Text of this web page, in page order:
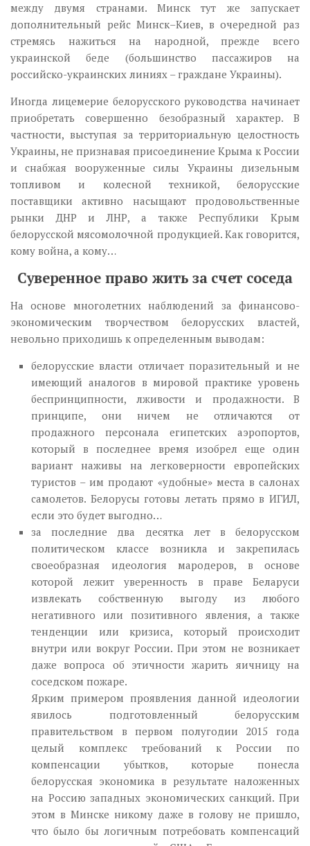
между двумя странами. Минск тут же запускает
дополнительный рейс Минск–Киев, в очередной раз
стремясь нажиться на народной, прежде всего
украинской беде (большинство пассажиров на
российско-украинских линиях – граждане Украины).
Иногда лицемерие белорусского руководства начинает
приобретать совершенно безобразный характер. В
частности, выступая за территориальную целостность
Украины, не признавая присоединение Крыма к России
и снабжая вооруженные силы Украины дизельным
топливом и колесной техникой, белорусские
поставщики активно насыщают продовольственные
рынки ДНР и ЛНР, а также Республики Крым
белорусской мясомолочной продукцией. Как говорится,
кому война, а кому…
Суверенное право жить за счет соседа
На основе многолетних наблюдений за финансово-
экономическим творчеством белорусских властей,
невольно приходишь к определенным выводам:
белорусские власти отличает поразительный и не
имеющий аналогов в мировой практике уровень
беспринципности, лживости и продажности. В
принципе, они ничем не отличаются от
продажного персонала египетских аэропортов,
который в последнее время изобрел еще один
вариант наживы на легковерности европейских
туристов – им продают «удобные» места в салонах
самолетов. Белорусы готовы летать прямо в ИГИЛ,
если это будет выгодно…
за последние два десятка лет в белорусском
политическом классе возникла и закрепилась
своеобразная идеология мародеров, в основе
которой лежит уверенность в праве Беларуси
извлекать собственную выгоду из любого
негативного или позитивного явления, а также
тенденции или кризиса, который происходит
внутри или вокруг России. При этом не возникает
даже вопроса об этичности жарить яичницу на
соседском пожаре.
Ярким примером проявления данной идеологии
явилось подготовленный белорусским
правительством в первом полугодии 2015 года
целый комплекс требований к России по
компенсации убытков, которые понесла
белорусская экономика в результате наложенных
на Россию западных экономических санкций. При
этом в Минске никому даже в голову не пришло,
что было бы логичным потребовать компенсаций